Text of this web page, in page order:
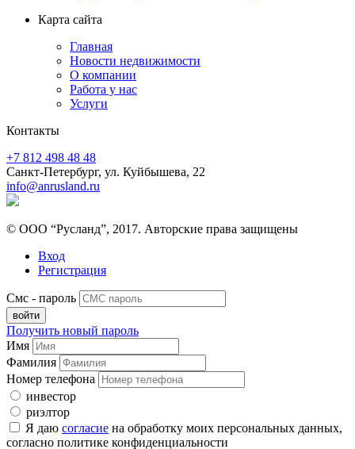
Карта сайта
Главная
Новости недвижимости
О компании
Работа у нас
Услуги
Контакты
+7 812 498 48 48
Санкт-Петербург, ул. Куйбышева, 22
info@anrusland.ru
© ООО “Русланд”, 2017. Авторские права защищены
Вход
Регистрация
Смс - пароль
Получить новый пароль
Имя
Фамилия
Номер телефона
инвестор
риэлтор
Я даю согласие на обработку моих персональных данных,
согласно политике конфиденциальности